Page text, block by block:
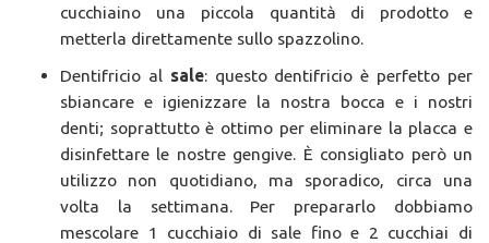
cucchiaino una piccola quantità di prodotto e
metterla direttamente sullo spazzolino.
Dentifricio al sale: questo dentifricio è perfetto per
sbiancare e igienizzare la nostra bocca e i nostri
denti; soprattutto è ottimo per eliminare la placca e
disinfettare le nostre gengive. È consigliato però un
utilizzo non quotidiano, ma sporadico, circa una
volta la settimana. Per prepararlo dobbiamo
mescolare 1 cucchiaio di sale fino e 2 cucchiai di